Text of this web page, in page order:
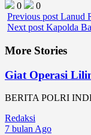
0
0
Previous post Lanud
Next post Kapolda
More Stories
Giat Operasi
BERITA POLRI
Redaksi
7 bulan Ago